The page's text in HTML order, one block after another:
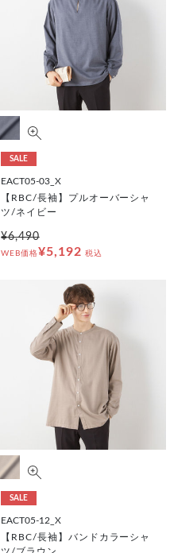
SALE
EACT05-03_X
【RBC/長袖】プルオーバーシャ
ツ/ネイビー
¥6,490
WEB価格¥5,192 税込
SALE
EACT05-12_X
【RBC/長袖】バンドカラーシャ